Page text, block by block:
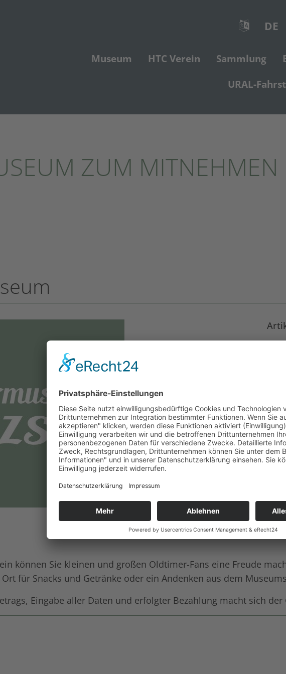
DE
Museum HTC Verein Sammlung
URAL-
ZUM MITNEHMEN
Menge
können Sie kleinen und großen Oldtimer-Fans eine Freude
für Snacks und Getränke oder ein Andenken aus dem
Eingabe aller Daten und erfolgter Bezahlung macht sich